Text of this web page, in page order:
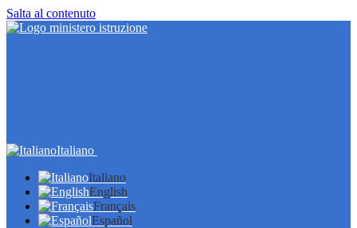
Salta al contenuto
Italiano
Italiano
English
Français
Español